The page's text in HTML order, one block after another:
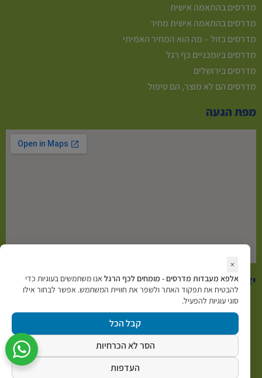
מדרסים בהתאמה אישית
מדרסים בהתאמה אישית מחיר
מדרסים בזול – מה הוא המחיר האמיתי
מדרסים ביומכניים כף רגל
מדרסים בירושלים
מדרסים הם לא מוצר, הם טיפול
מפת הגעה
יצירת קשר
×
אלפא מעבדות מדרסים - מומחים לכף הרגל אנו משתמשים בעוגיות כדי
להבטיח את תפקוד האתר ולשפר את חוויית המשתמש. אפשר לבחור אילו
סוגי עוגיות להפעיל.
קבל הכל
הסר לא הכרחיות
העדפות